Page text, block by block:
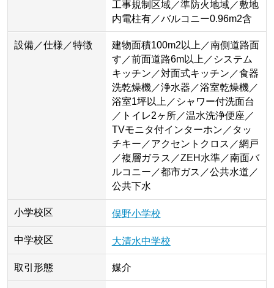
工事規制区域／準防火地域／敷地
内電柱有／バルコニー0.96m2含
設備／仕様／特徴
建物面積100m2以上／南側道路面
す／前面道路6m以上／システム
キッチン／対面式キッチン／食器
洗乾燥機／浄水器／浴室乾燥機／
浴室1坪以上／シャワー付洗面台
／トイレ2ヶ所／温水洗浄便座／
TVモニタ付インターホン／タッ
チキー／アクセントクロス／網戸
／複層ガラス／ZEH水準／南面バ
ルコニー／都市ガス／公共水道／
公共下水
小学校区 俣野小学校
中学校区 大清水中学校
取引形態 媒介